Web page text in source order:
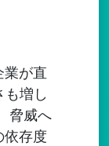
業が直
も増し
脅威へ
依存度